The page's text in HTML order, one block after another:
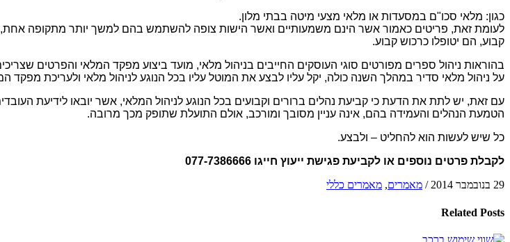
כגון: מלאי סכו"ם במסעדות או מלאי מצעי מיטה בבתי מלון.
לעומת זאת, פריטים כאמור אשר הינם משמעותיים ואשר הישות צופה להשתמש בהם למשך יותר מתקופה
קבוע, הם יטופלו כרכוש קבוע.
בהוראות ניהול ספרים מפורטים סוגי העוסקים החייבים בניהול מלאי, מועד ביצוע מפקד המלאי והפרטים
על ניהול מלאי סדיר במהלך השנה כולה, יקל עליו לבצע את המוטל עליו בכל הנוגע לניהול מלאי ולעריכת מפקד
עם זאת, יש לתת את הדעת כי קביעת נהלים ברורים וקבועים בכל הנוגע לניהול המלאי, אשר יובאו לידיעת
הטמעת הנהלים והעמידה בהם, אינה עניין מסובך ומורכב, אולם התועלת שתופק מכך מרובה.
כל שיש לעשות הוא להחליט – ולבצע.
לקבלת פרטים נוספים או לקביעת פגישת ייעוץ חייגו 077-7386666
29 בנובמבר 2014
/ מאמרים, מאמרים כללי
Related Posts